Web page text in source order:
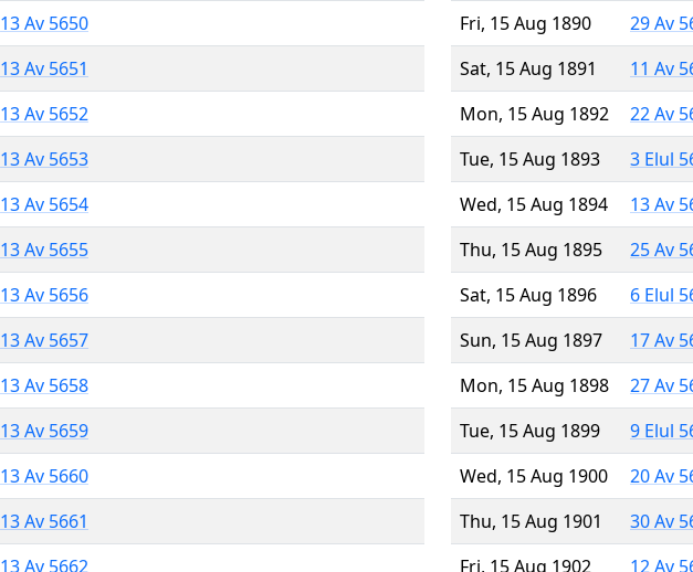
13 Av 5650
13 Av 5651
13 Av 5652
13 Av 5653
13 Av 5654
13 Av 5655
13 Av 5656
13 Av 5657
13 Av 5658
13 Av 5659
13 Av 5660
13 Av 5661
13 Av 5662
Fri, 15 Aug 1890
29 Av
Sat, 15 Aug 1891
11 Av
Mon, 15 Aug 1892
22 Av
Tue, 15 Aug 1893
3 Elul
Wed, 15 Aug 1894
13 Av
Thu, 15 Aug 1895
25 Av
Sat, 15 Aug 1896
6 Elul
Sun, 15 Aug 1897
17 Av
Mon, 15 Aug 1898
27 Av
Tue, 15 Aug 1899
9 Elul
Wed, 15 Aug 1900
20 Av
Thu, 15 Aug 1901
30 Av
Fri, 15 Aug 1902
12 Av